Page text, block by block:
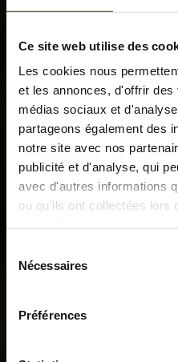
Ce site web utilise des
Les cookies nous
et les annonces, d'offrir
médias sociaux et
partageons également des
notre site avec nos
publicité et d'analyse, qui
avec d'autres informations
ou qu'ils ont collectées lors
Nécessaires
Préférences